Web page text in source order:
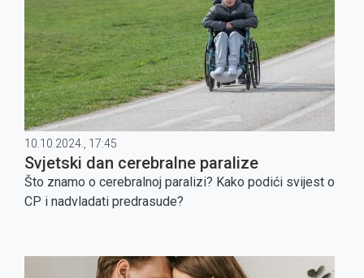
10.10.2024., 17:45
Svjetski dan cerebralne paralize
Što znamo o cerebralnoj paralizi? Kako podići svijest o
CP i nadvladati predrasude?